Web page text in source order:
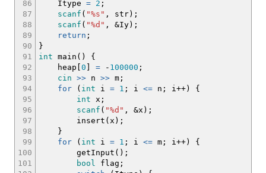
86
87
88
89
90
91
92
93
94
95
96
97
98
99
100
101
Itype = 2 ;
scanf ( "%s" , str) ;
scanf ( "%d" , &Iy) ;
return ;
}
int main ( )
{
heap 0 = - 100000 ;
cin >> n >> m ;
for
( int i = 1 ; i <= n ; i++)
{
int x ;
scanf ( "%d" , &x ) ;
insert ( x ) ;
}
for
( int i = 1 ; i <= m ; i++)
{
getInput ( ) ;
bool flag ;